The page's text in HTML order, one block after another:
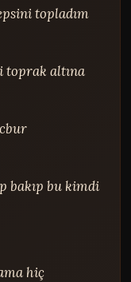
topladım
toprak altına
bakıp bu kimdi
hiç